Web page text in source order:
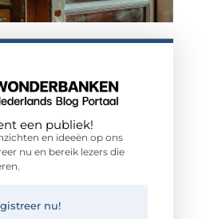
een publiek!
en ideeën op ons
nu en bereik lezers die
nu!